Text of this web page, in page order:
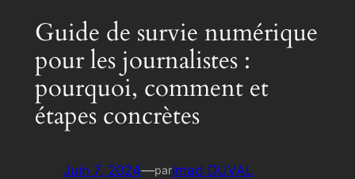
Guide de survie numérique
pour les journalistes :
pourquoi, comment et
étapes concrètes
Juin 7, 2024—parImad DUVAL